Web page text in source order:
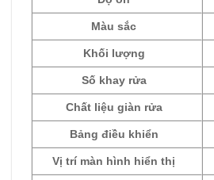
Màu sắc
Khối lượng
Số khay rửa
Chất liệu giàn rửa
Bảng điều khiển
Vị trí màn hình hiển thị